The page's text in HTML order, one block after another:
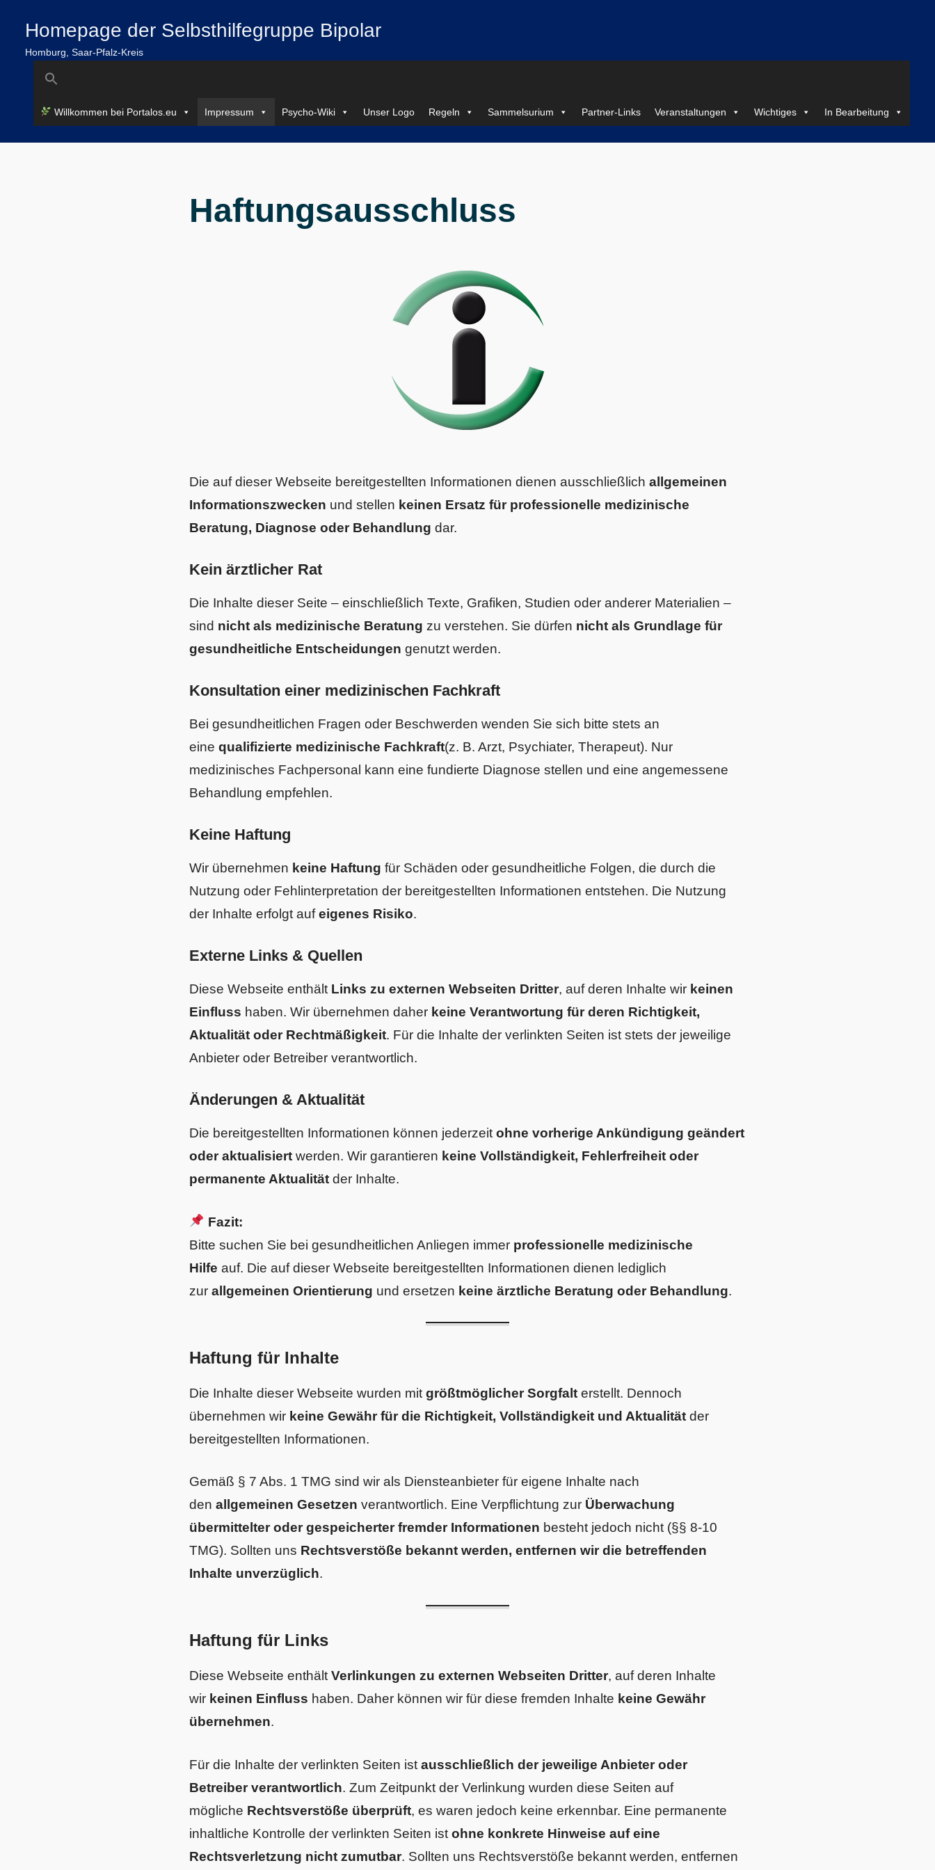
springen
Homepage der Selbsthilfegruppe Bipolar
Homburg, Saar-Pfalz-Kreis
Search
for:
Willkommen bei Portalos.eu Impressum Psycho-Wiki Unser Logo Regeln Sammelsurium Partner-Links Veranstaltungen Wichtiges In Bearbeitung
Haftungsausschluss
Die auf dieser Webseite bereitgestellten Informationen dienen ausschließlich allgemeinen
Informationszwecken und stellen keinen Ersatz für professionelle medizinische
Beratung, Diagnose oder Behandlung dar.
Kein ärztlicher Rat
Die Inhalte dieser Seite – einschließlich Texte, Grafiken, Studien oder anderer Materialien –
sind nicht als medizinische Beratung zu verstehen. Sie dürfen nicht als Grundlage für
gesundheitliche Entscheidungen genutzt werden.
Konsultation einer medizinischen Fachkraft
Bei gesundheitlichen Fragen oder Beschwerden wenden Sie sich bitte stets an
eine qualifizierte medizinische Fachkraft(z. B. Arzt, Psychiater, Therapeut). Nur
medizinisches Fachpersonal kann eine fundierte Diagnose stellen und eine angemessene
Behandlung empfehlen.
Keine Haftung
Wir übernehmen keine Haftung für Schäden oder gesundheitliche Folgen, die durch die
Nutzung oder Fehlinterpretation der bereitgestellten Informationen entstehen. Die Nutzung
der Inhalte erfolgt aufeigenes Risiko.
Externe Links & Quellen
Diese Webseite enthält Links zu externen Webseiten Dritter, auf deren Inhalte wir keinen
Einfluss haben. Wir übernehmen daher keine Verantwortung für deren Richtigkeit,
Aktualität oder Rechtmäßigkeit. Für die Inhalte der verlinkten Seiten ist stets der jeweilige
Anbieter oder Betreiber verantwortlich.
Änderungen & Aktualität
Die bereitgestellten Informationen können jederzeit ohne vorherige Ankündigung geändert
oder aktualisiert werden. Wir garantieren keine Vollständigkeit, Fehlerfreiheit oder
permanente Aktualität der Inhalte.
Fazit:
Bitte suchen Sie bei gesundheitlichen Anliegen immer professionelle medizinische
Hilfe auf. Die auf dieser Webseite bereitgestellten Informationen dienen lediglich
zur allgemeinen Orientierung und ersetzen keine ärztliche Beratung oder Behandlung.
Haftung für Inhalte
Die Inhalte dieser Webseite wurden mit größtmöglicher Sorgfalt erstellt. Dennoch
übernehmen wir keine Gewähr für die Richtigkeit, Vollständigkeit und Aktualität der
bereitgestellten Informationen.
Gemäß § 7 Abs. 1 TMG sind wir als Diensteanbieter für eigene Inhalte nach
den allgemeinen Gesetzen verantwortlich. Eine Verpflichtung zur Überwachung
übermittelter oder gespeicherter fremder Informationen besteht jedoch nicht (§§ 8-10
TMG). Sollten uns Rechtsverstöße bekannt werden, entfernen wir die betreffenden
Inhalte unverzüglich.
Haftung für Links
Diese Webseite enthält Verlinkungen zu externen Webseiten Dritter, auf deren Inhalte
wir keinen Einfluss haben. Daher können wir für diese fremden Inhalte keine Gewähr
übernehmen.
Für die Inhalte der verlinkten Seiten ist ausschließlich der jeweilige Anbieter oder
Betreiber verantwortlich. Zum Zeitpunkt der Verlinkung wurden diese Seiten auf
mögliche Rechtsverstöße überprüft, es waren jedoch keine erkennbar. Eine permanente
inhaltliche Kontrolle der verlinkten Seiten ist ohne konkrete Hinweise auf eine
Rechtsverletzung nicht zumutbar. Sollten uns Rechtsverstöße bekannt werden, entfernen